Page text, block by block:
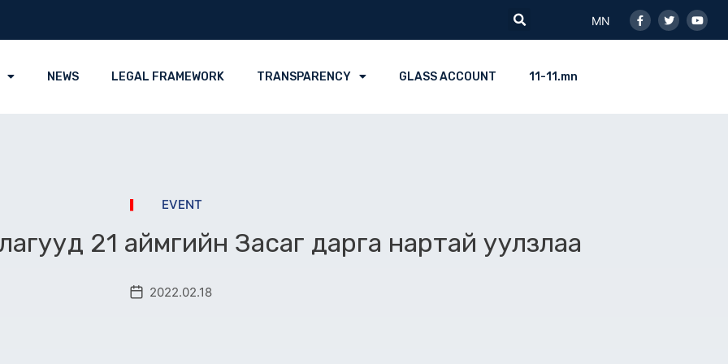
Search
MN
f
NEWS LEGAL FRAMEWORK TRANSPARENCY GLASS ACCOUNT 11-11.mn
EVENT
21 аймгийн Засаг дарга нартай уулзлаа
2022.02.18